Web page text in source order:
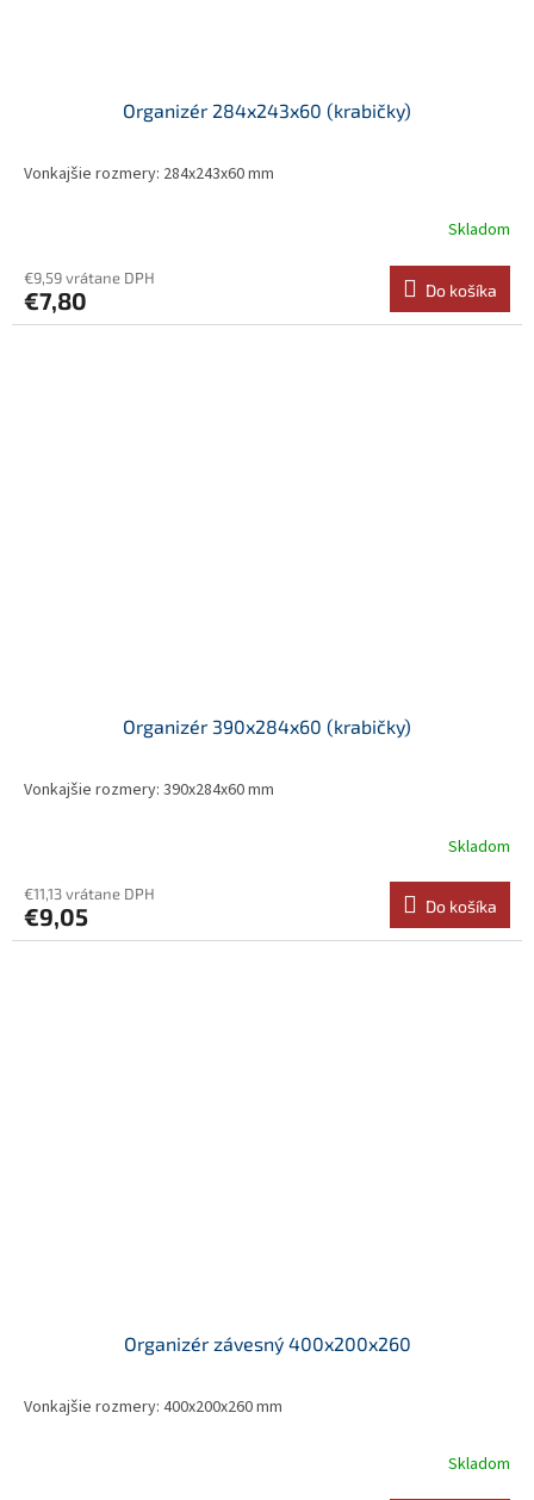
Organizér 284x243x60 (krabičky)
Vonkajšie rozmery: 284x243x60 mm
Skladom
€9,59 vrátane DPH
€7,80 Do košíka
Organizér 390x284x60 (krabičky)
Vonkajšie rozmery: 390x284x60 mm
Skladom
€11,13 vrátane DPH
€9,05 Do košíka
Organizér závesný 400x200x260
Vonkajšie rozmery: 400x200x260 mm
Skladom